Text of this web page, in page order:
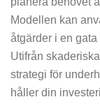
Modellen kan
åtgärder i en
Utifrån
strategi för
håller din